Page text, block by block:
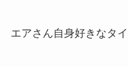
エアさん自身好きなタイ